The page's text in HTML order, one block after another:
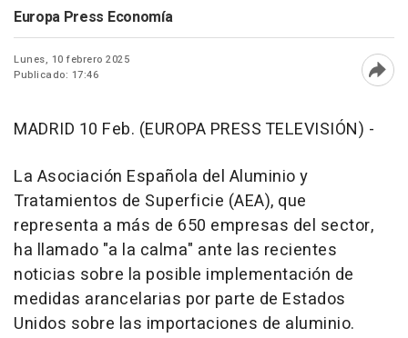
Europa Press Economía
Lunes, 10 febrero 2025
Publicado: 17:46
MADRID 10 Feb. (EUROPA PRESS TELEVISIÓN) -
La Asociación Española del Aluminio y
Tratamientos de Superficie (AEA), que
representa a más de 650 empresas del sector,
ha llamado "a la calma" ante las recientes
noticias sobre la posible implementación de
medidas arancelarias por parte de Estados
Unidos sobre las importaciones de aluminio.